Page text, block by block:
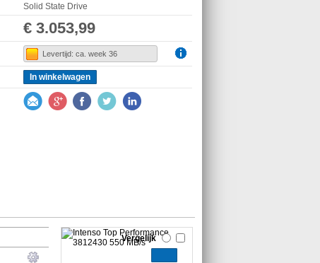
Solid State Drive
€ 3.053,99
Levertijd: ca. week 36
In winkelwagen
Vergelijk